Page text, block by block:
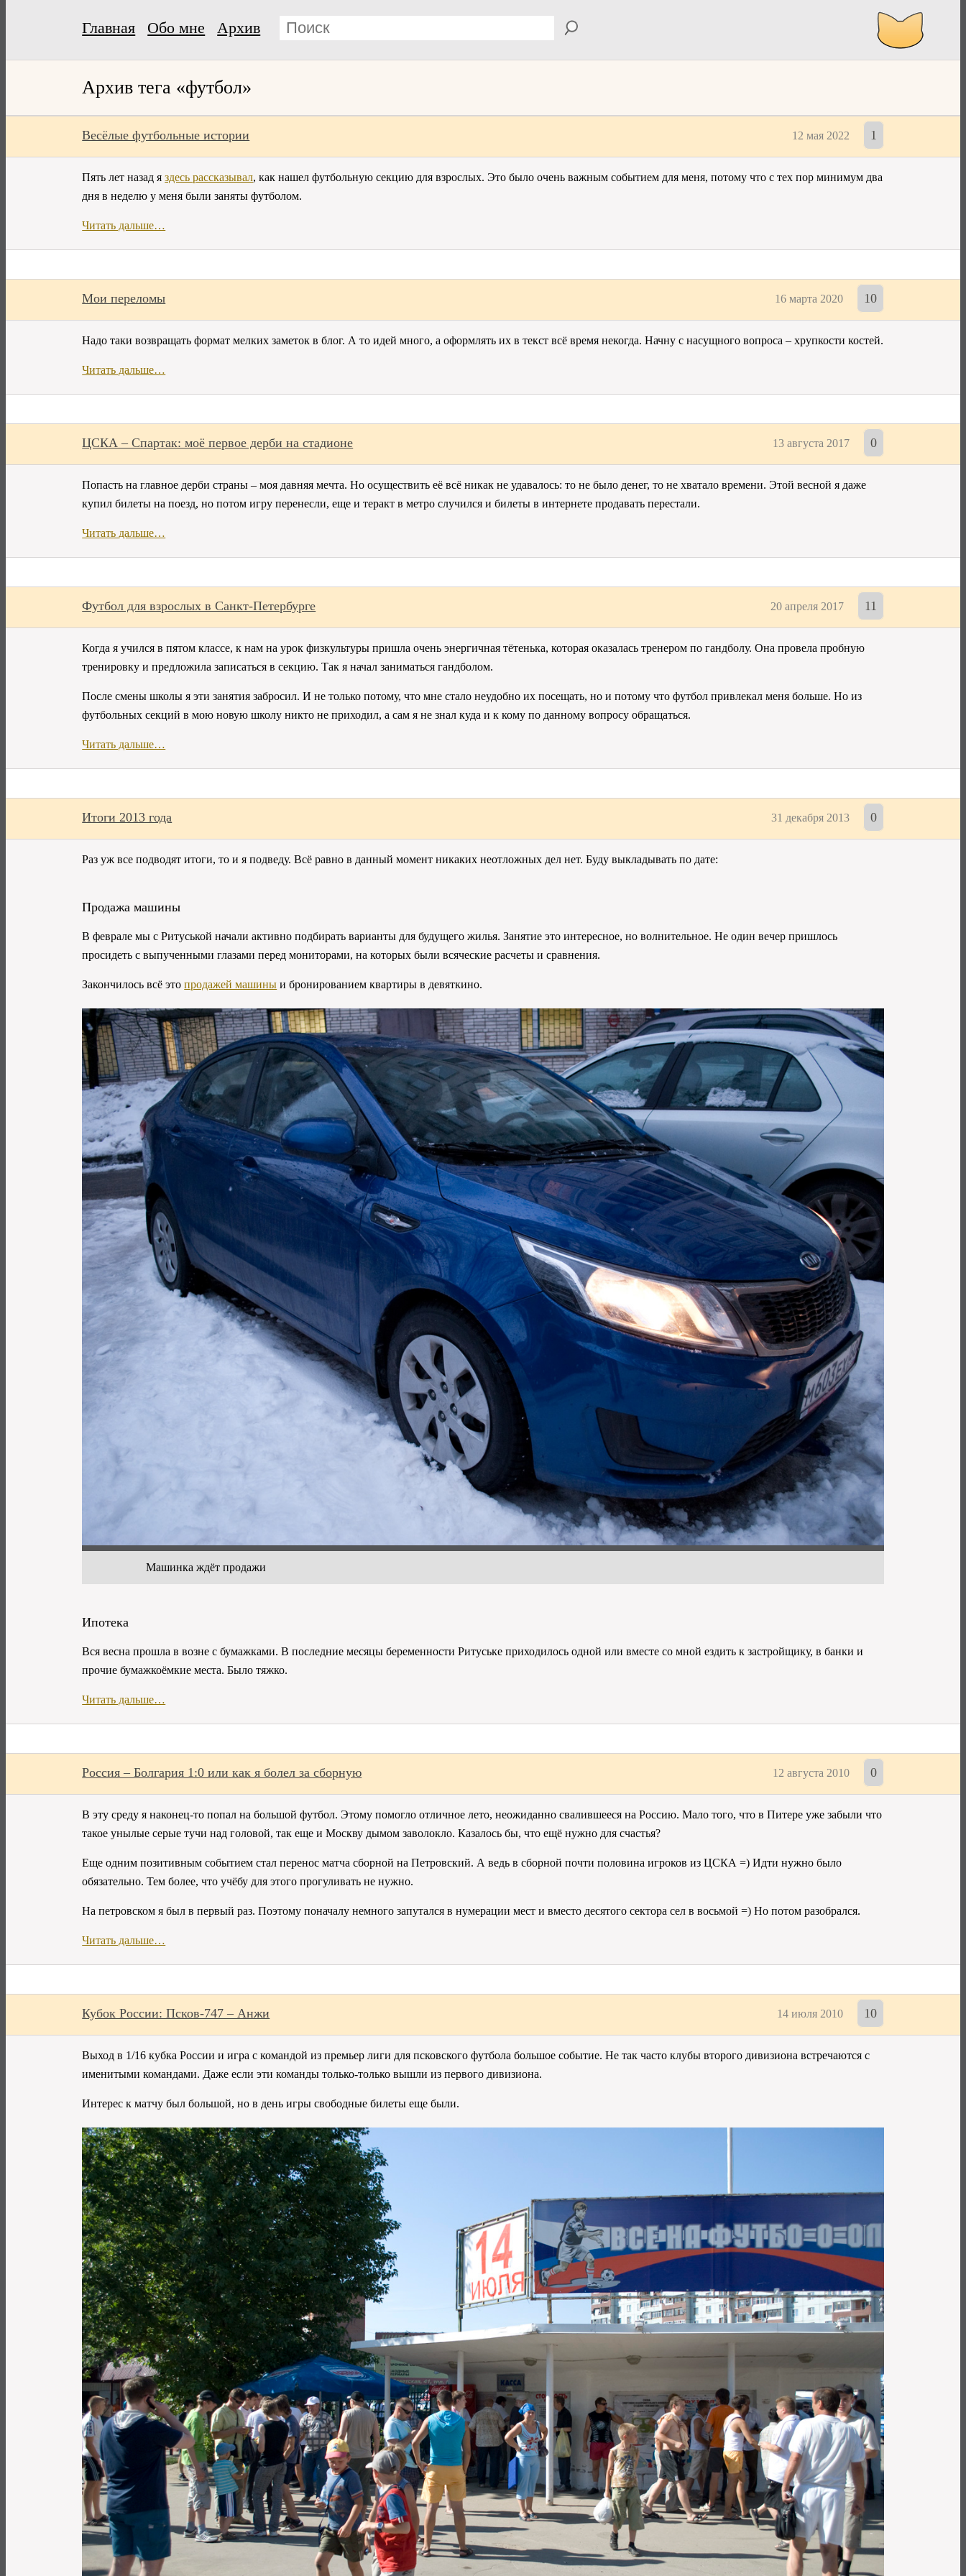
Главная Обо мне Архив
Архив тега «футбол»
12 мая 2022 1
Весёлые футбольные истории
Пять лет назад яздесь рассказывал, как нашел футбольную секцию для взрослых. Это было очень важным событием для меня, потому что с тех пор минимум два
дня в неделю у меня были заняты футболом.
Читать дальше…
16 марта 2020 10
Мои переломы
Надо таки возвращать формат мелких заметок в блог. А то идей много, а оформлять их в текст всё время некогда. Начну с насущного вопроса – хрупкости костей.
Читать дальше…
13 августа 2017 0
ЦСКА – Спартак: моё первое дерби на стадионе
Попасть на главное дерби страны – моя давняя мечта. Но осуществить её всё никак не удавалось: то не было денег, то не хватало времени. Этой весной я даже
купил билеты на поезд, но потом игру перенесли, еще и теракт в метро случился и билеты в интернете продавать перестали.
Читать дальше…
20 апреля 2017 11
Футбол для взрослых в Санкт-Петербурге
Когда я учился в пятом классе, к нам на урок физкультуры пришла очень энергичная тётенька, которая оказалась тренером по гандболу. Она провела пробную
тренировку и предложила записаться в секцию. Так я начал заниматься гандболом.
После смены школы я эти занятия забросил. И не только потому, что мне стало неудобно их посещать, но и потому что футбол привлекал меня больше. Но из
футбольных секций в мою новую школу никто не приходил, а сам я не знал куда и к кому по данному вопросу обращаться.
Читать дальше…
31 декабря 2013 0
Итоги 2013 года
Раз уж все подводят итоги, то и я подведу. Всё равно в данный момент никаких неотложных дел нет. Буду выкладывать по дате:
Продажа машины
В феврале мы с Ритуськой начали активно подбирать варианты для будущего жилья. Занятие это интересное, но волнительное. Не один вечер пришлось
просидеть с выпученными глазами перед мониторами, на которых были всяческие расчеты и сравнения.
Закончилось всё этопродажей машины и бронированием квартиры в девяткино.
Машинка ждёт продажи
Ипотека
Вся весна прошла в возне с бумажками. В последние месяцы беременности Ритуське приходилось одной или вместе со мной ездить к застройщику, в банки и
прочие бумажкоёмкие места. Было тяжко.
Читать дальше…
12 августа 2010 0
Россия – Болгария 1:0 или как я болел за сборную
В эту среду я наконец-то попал на большой футбол. Этому помогло отличное лето, неожиданно свалившееся на Россию. Мало того, что в Питере уже забыли что
такое унылые серые тучи над головой, так еще и Москву дымом заволокло. Казалось бы, что ещё нужно для счастья?
Еще одним позитивным событием стал перенос матча сборной на Петровский. А ведь в сборной почти половина игроков из ЦСКА =) Идти нужно было
обязательно. Тем более, что учёбу для этого прогуливать не нужно.
На петровском я был в первый раз. Поэтому поначалу немного запутался в нумерации мест и вместо десятого сектора сел в восьмой =) Но потом разобрался.
Читать дальше…
14 июля 2010 10
Кубок России: Псков-747 – Анжи
Выход в 1/16 кубка России и игра с командой из премьер лиги для псковского футбола большое событие. Не так часто клубы второго дивизиона встречаются с
именитыми командами. Даже если эти команды только-только вышли из первого дивизиона.
Интерес к матчу был большой, но в день игры свободные билеты еще были.